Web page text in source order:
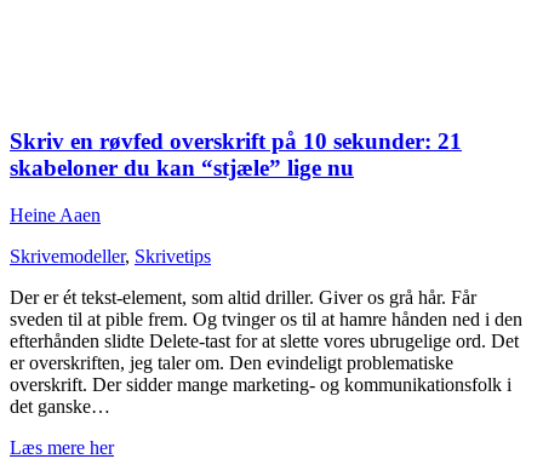
Skriv en røvfed overskrift på 10 sekunder: 21
skabeloner du kan “stjæle” lige nu
Heine Aaen
Skrivemodeller, Skrivetips
Der er ét tekst-element, som altid driller. Giver os grå hår. Får
sveden til at pible frem. Og tvinger os til at hamre hånden ned i den
efterhånden slidte Delete-tast for at slette vores ubrugelige ord. Det
er overskriften, jeg taler om. Den evindeligt problematiske
overskrift. Der sidder mange marketing- og kommunikationsfolk i
det ganske…
Læs mere her